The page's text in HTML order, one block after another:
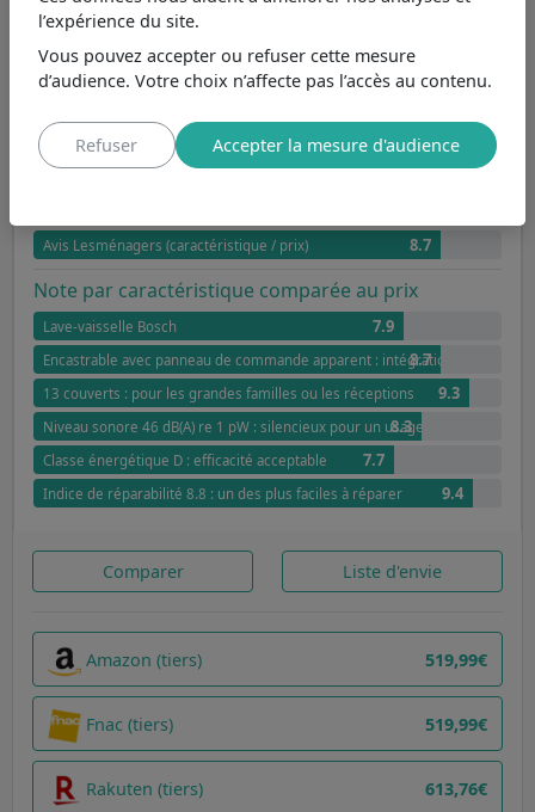
Indice de réparabilité 8.8 : un des plus faciles à
réparer
Coloris Blanc
Largeur standard (60 cm)
Hauteur standard (84,5 cm)
Avis
Avis Lesménagers (caractéristique / prix) 8.7
Note par caractéristique comparée au prix
Lave-vaisselle Bosch 7.9
Encastrable avec panneau de commande apparent : intégration
8.7
13 couverts : pour les grandes familles ou les réceptions 9.3
Niveau sonore 46 dB(A) re 1 pW : silencieux pour un usage quotidien
8.3
Classe énergétique D : efficacité acceptable 7.7
Indice de réparabilité 8.8 : un des plus faciles à réparer 9.4
Comparer Liste d'envie
Amazon (tiers) 519,99€
Fnac (tiers) 519,99€
Rakuten (tiers) 613,76€
l’expérience du site.
Vous pouvez accepter ou refuser cette mesure
d’audience. Votre choix n’affecte pas l’accès au contenu.
Refuser Accepter la mesure d'audience